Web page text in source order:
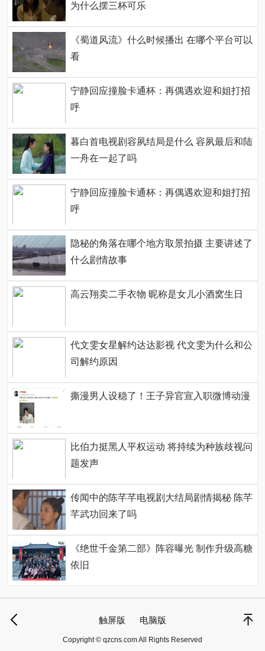
为什么摆三杯可乐
《蜀道风流》什么时候播出 在哪个平台可以
看
宁静回应撞脸卡通杯：再偶遇欢迎和姐打招
呼
暮白首电视剧容夙结局是什么 容夙最后和陆
一舟在一起了吗
宁静回应撞脸卡通杯：再偶遇欢迎和姐打招
呼
隐秘的角落在哪个地方取景拍摄 主要讲述了
什么剧情故事
高云翔卖二手衣物 昵称是女儿小酒窝生日
代文雯女星解约达达影视 代文雯为什么和公
司解约原因
撕漫男人设稳了！王子异官宣入职微博动漫
比伯力挺黑人平权运动 将持续为种族歧视问
题发声
传闻中的陈芊芊电视剧大结局剧情揭秘 陈芊
芊武功回来了吗
《绝世千金第二部》阵容曝光 制作升级高糖
依旧
触屏版 电脑版
Copyright © qzcns.com All Rights Reserved